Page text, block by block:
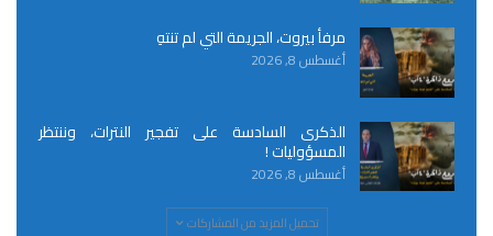
مرفأ بيروت، الجريمة التي لم تنتهِ
أغسطس 8, 2026
الذكرى السادسة على تفجير النترات، وننتظر
المسؤوليات !
أغسطس 8, 2026
تحميل المزيد من المشاركات